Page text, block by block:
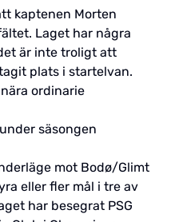
kaptenen Morten
Laget har några
är inte troligt att
plats i startelvan.
ordinarie
säsongen
mot Bodø/Glimt
eller fler mål i tre av
har besegrat PSG